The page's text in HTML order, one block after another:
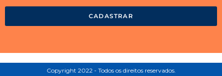
CADASTRAR
Copyright 2022 - Todos os direitos reservados.